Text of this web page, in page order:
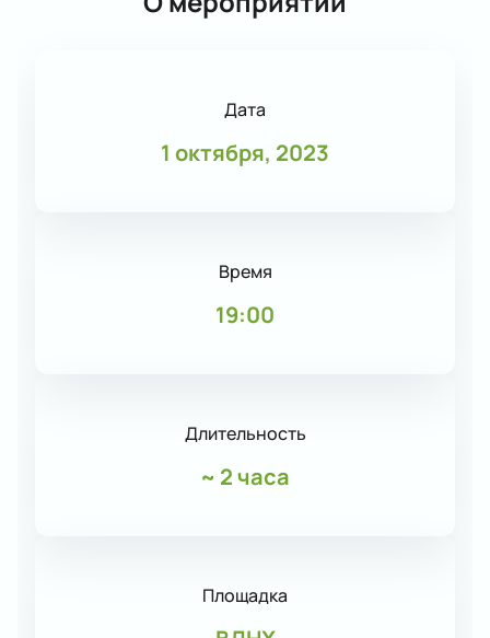
Дата
1 октября, 2023
Время
19:00
Длительность
~ 2 часа
Площадка